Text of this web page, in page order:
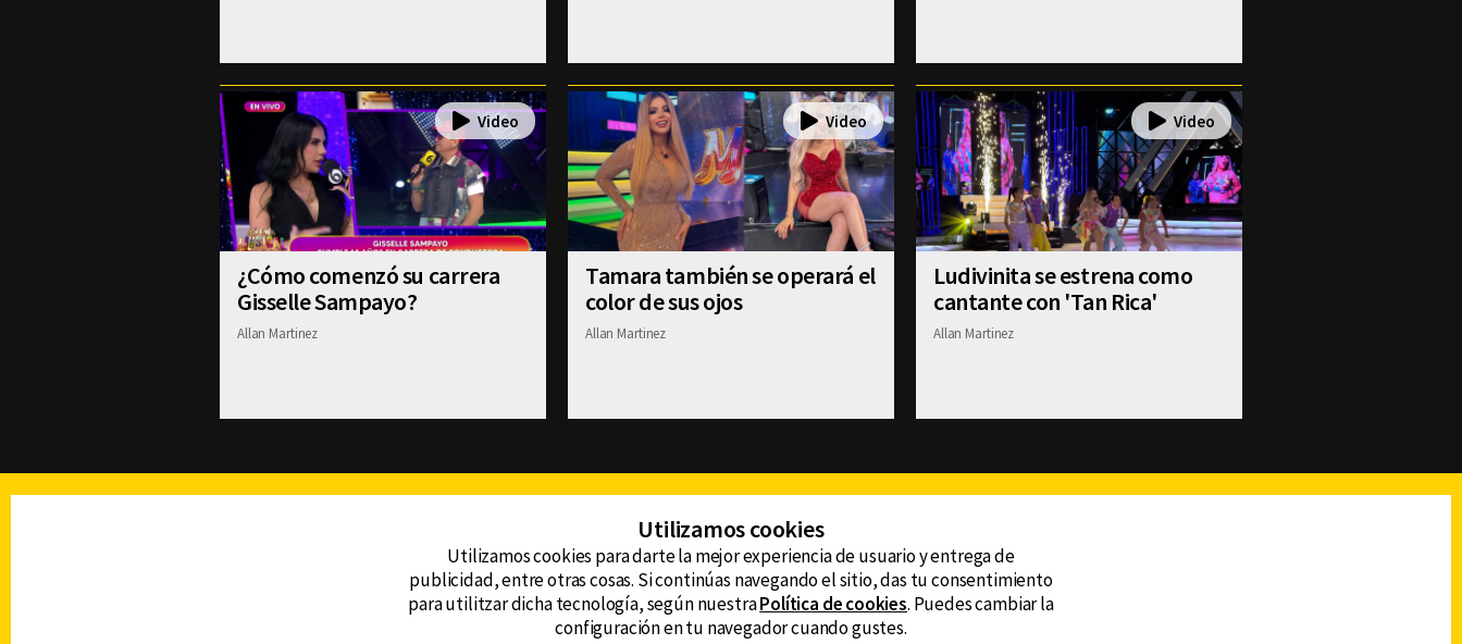
¿Cómo comenzó su carrera
Gisselle Sampayo?
Allan Martinez
Tamara también se operará el
color de sus ojos
Allan Martinez
Ludivinita se estrena como
cantante con 'Tan Rica'
Allan Martinez
DERECHOS RESERVADOS © CANAL 6 2026
Prohibida la reproducción total o parcial, incluyendo
CONTACTO
AVISO DE PRIVACIDAD
AVISO LEGAL
Utilizamos cookies
Utilizamos cookies para darte la mejor experiencia de usuario y entrega de
publicidad, entre otras cosas. Si continúas navegando el sitio, das tu consentimiento
para utilitzar dicha tecnología, según nuestraPolítica de cookies. Puedes cambiar la
configuración en tu navegador cuando gustes.